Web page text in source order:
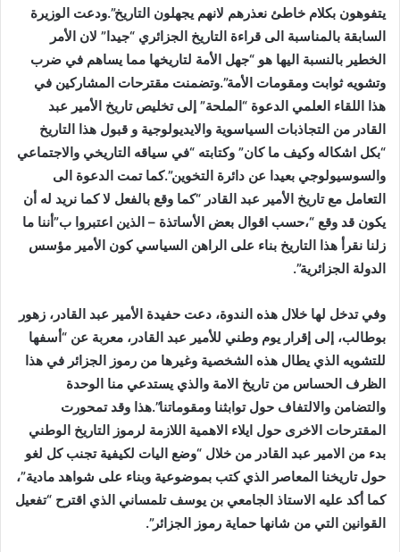
يتفوهون بكلام خاطئ نعذرهم لانهم يجهلون التاريخ”.ودعت الوزيرة
السابقة بالمناسبة الى قراءة التاريخ الجزائري “جيدا” لان الأمر
الخطير بالنسبة اليها هو “جهل الأمة لتاريخها مما يساهم في ضرب
وتشويه ثوابت ومقومات الأمة”.وتضمنت مقترحات المشاركين في
هذا اللقاء العلمي الدعوة “الملحة” إلى تخليص تاريخ الأمير عبد
القادر من التجاذبات السياسوية والايديولوجية و قبول هذا التاريخ
“بكل اشكاله وكيف ما كان” وكتابته “في سياقه التاريخي والاجتماعي
والسوسيولوجي بعيدا عن دائرة التخوين”.كما تمت الدعوة الى
التعامل مع تاريخ الأمير عبد القادر “كما وقع بالفعل لا كما نريد له أن
يكون قد وقع “،حسب اقوال بعض الأساتذة – الذين اعتبروا ب”أننا ما
زلنا نقرأ هذا التاريخ بناء على الراهن السياسي كون الأمير مؤسس
الدولة الجزائرية”.
وفي تدخل لها خلال هذه الندوة، دعت حفيدة الأمير عبد القادر، زهور
بوطالب، إلى إقرار يوم وطني للأمير عبد القادر، معربة عن “أسفها
للتشويه الذي يطال هذه الشخصية وغيرها من رموز الجزائر في هذا
الظرف الحساس من تاريخ الامة والذي يستدعي منا الوحدة
والتضامن والالتفاف حول توابثنا ومقوماتنا”.هذا وقد تمحورت
المقترحات الاخرى حول ايلاء الاهمية اللازمة لرموز التاريخ الوطني
بدء من الامير عبد القادر من خلال “وضع اليات لكيفية تجنب كل لغو
حول تاريخنا المعاصر الذي كتب بموضوعية وبناء على شواهد مادية”،
كما أكد عليه الاستاذ الجامعي بن يوسف تلمساني الذي اقترح “تفعيل
القوانين التي من شانها حماية رموز الجزائر”.